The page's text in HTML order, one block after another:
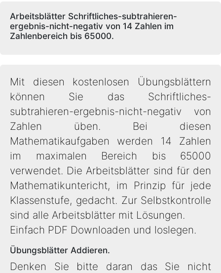
Arbeitsblätter Schriftliches-subtrahieren-
ergebnis-nicht-negativ von 14 Zahlen im
Zahlenbereich bis 65000.
Mit diesen kostenlosen Übungsblättern
können Sie das Schriftliches-
subtrahieren-ergebnis-nicht-negativ von
Zahlen üben. Bei diesen
Mathematikaufgaben werden 14 Zahlen
im maximalen Bereich bis 65000
verwendet. Die Arbeitsblätter sind für den
Mathematikuntericht, im Prinzip für jede
Klassenstufe, gedacht. Zur Selbstkontrolle
sind alle Arbeitsblätter mit Lösungen.
Einfach PDF Downloaden und loslegen.
Übungsblätter Addieren.
Denken Sie bitte daran das Sie nicht